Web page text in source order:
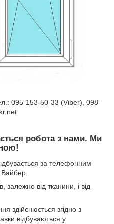
095-153-50-33 (Viber), 098-
робота з нами. Ми
за телефонним
залежно від тканини, і від
здійснюється згідно з
відбуваються у